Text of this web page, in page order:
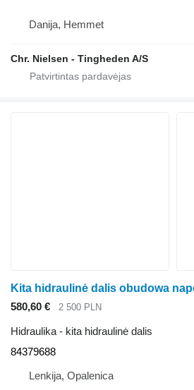
Danija, Hemmet
Chr. Nielsen - Tingheden A/S
580,60 € 2 500 PLN
Hidraulika - kita hidraulinė dalis
84379688
Lenkija, Opalenica